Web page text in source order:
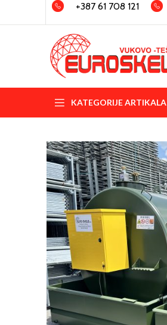
+387 61 708 121
KATEGORIJE ARTIKALA